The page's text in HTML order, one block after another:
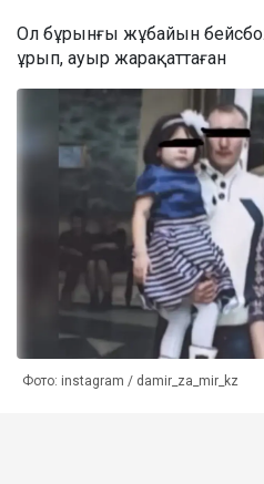
Ол бұрынғы жұбайын
ұрып, ауыр жарақаттаған
Фото: instagram / damir_za_mir_kz